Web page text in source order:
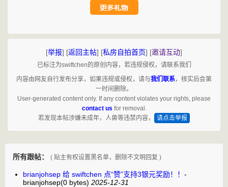
[举报] [返回主帖] [私房自拍首页] [邀请互动]
已标注为swiftchen的原创内容，若违规侵权，请联系我们
内容由网友自行发布分享，如果违规或侵权，请与我们联系，核实后会第
一时间删除。
User-generated content only. If any content violates your rights, please
contact us for removal.
若发现本帖涉嫌未成年，人兽等违禁内容，
请点击举报
所有跟帖： ( 贴主有权设置黑名单，删除不文明回复 )
brianjohsep 给 swiftchen 点“赞”支持3银元奖励！！ -
brianjohsep(0 bytes) 2025-12-31